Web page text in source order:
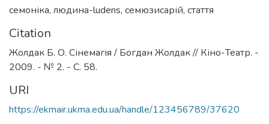
семоніка, людина-ludens, семюзисарій, стаття
Citation
Жолдак Б. О. Сінемагія / Богдан Жолдак // Кіно-Театр. -
2009. - № 2. - C. 58.
URI
https://ekmair.ukma.edu.ua/handle/123456789/37620